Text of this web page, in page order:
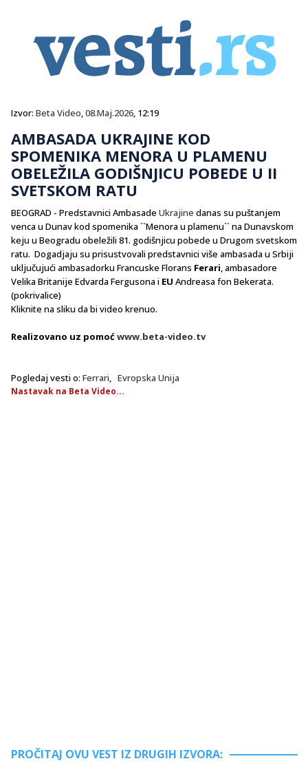
Izvor: Beta Video,08.Maj.2026, 12:19
AMBASADA UKRAJINE KOD
SPOMENIKA MENORA U PLAMENU
OBELEŽILA GODIŠNJICU POBEDE U II
SVETSKOM RATU
BEOGRAD - Predstavnici Ambasade Ukrajine danas su puštanjem
venca u Dunav kod spomenika ``Menora u plamenu`` na Dunavskom
keju u Beogradu obeležili 81. godišnjicu pobede u Drugom svetskom
ratu. Dogadjaju su prisustvovali predstavnici više ambasada u Srbiji
uključujući ambasadorku Francuske Florans Ferari, ambasadore
Velika Britanije Edvarda Fergusona i EU Andreasa fon Bekerata.
(pokrivalice)
Kliknite na sliku da bi video krenuo.
Realizovano uz pomoćwww.beta-video.tv
Pogledaj vesti o: Ferrari, Evropska Unija
Nastavak na Beta Video...
PROČITAJ OVU VEST IZ DRUGIH IZVORA: